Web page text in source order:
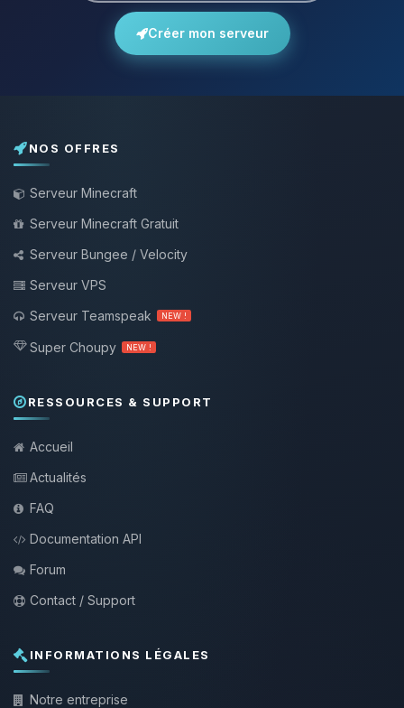
Créer mon serveur
NOS OFFRES
Serveur Minecraft
Serveur Minecraft Gratuit
Serveur Bungee / Velocity
Serveur VPS
Serveur Teamspeak
NEW !
Super Choupy NEW !
RESSOURCES & SUPPORT
Accueil
Actualités
FAQ
Documentation API
Forum
Contact / Support
INFORMATIONS LÉGALES
Notre entreprise